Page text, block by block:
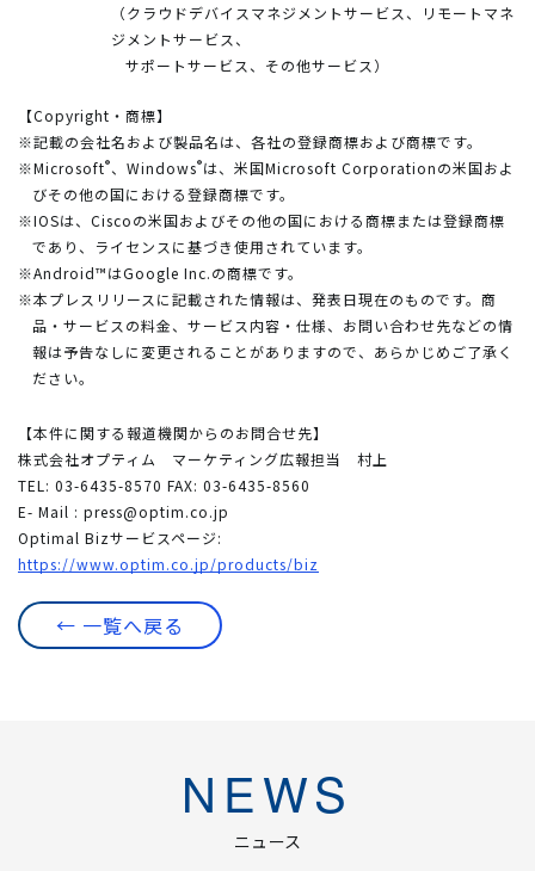
（クラウドデバイスマネジメントサービス、リモートマネ
ジメントサービス、
サポートサービス、その他サービス）
【Copyright・商標】
※記載の会社名および製品名は、各社の登録商標および商標です。
※Microsoft®、Windows®は、米国Microsoft Corporationの米国およ
びその他の国における登録商標です。
※IOSは、Ciscoの米国およびその他の国における商標または登録商標
であり、ライセンスに基づき使用されています。
※Android™はGoogle Inc.の商標です。
※本プレスリリースに記載された情報は、発表日現在のものです。商
品・サービスの料金、サービス内容・仕様、お問い合わせ先などの情
報は予告なしに変更されることがありますので、あらかじめご了承く
ださい。
【本件に関する報道機関からのお問合せ先】
株式会社オプティム マーケティング広報担当 村上
TEL: 03-6435-8570 FAX: 03-6435-8560
E- Mail : press@optim.co.jp
Optimal Bizサービスページ:
https://www.optim.co.jp/products/biz
← 一覧へ戻る
NEWS
ニュース